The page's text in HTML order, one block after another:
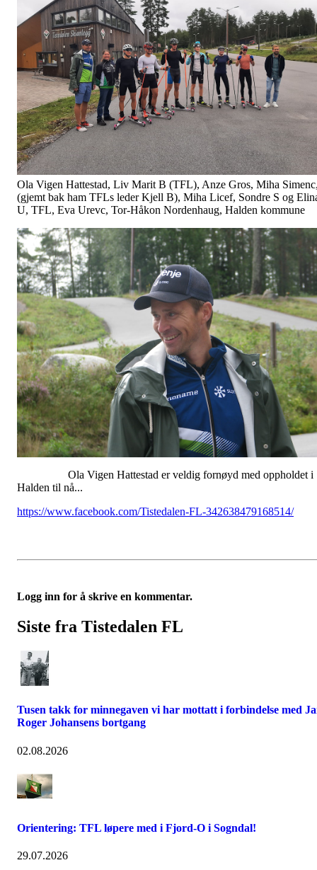
Ola Vigen Hattestad, Liv Marit B (TFL), Anze Gros, Miha
(gjemt bak ham TFLs leder Kjell B), Miha Licef, Sondre S og
U, TFL, Eva Urevc, Tor-Håkon Nordenhaug, Halden kommune
Ola Vigen Hattestad er veldig fornøyd med oppholdet i
Halden til nå...
https://www.facebook.com/Tistedalen-FL-342638479168514/
Logg inn for å skrive en kommentar.
Siste fra Tistedalen FL
Tusen takk for minnegaven vi har mottatt i forbindelse med
Roger Johansens bortgang
02.08.2026
Orientering: TFL løpere med i Fjord-O i Sogndal!
29.07.2026